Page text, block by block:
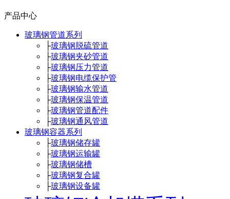
产品中心
玻璃钢管道系列
├玻璃钢脱硫管道
├玻璃钢夹砂管道
├玻璃钢压力管道
├玻璃钢电缆保护管
├玻璃钢输水管道
├玻璃钢保温管道
├玻璃钢管道配件
├玻璃钢通风管道
玻璃钢容器系列
├玻璃钢储存罐
├玻璃钢运输罐
├玻璃钢储槽
├玻璃钢复合罐
├玻璃钢设备罐